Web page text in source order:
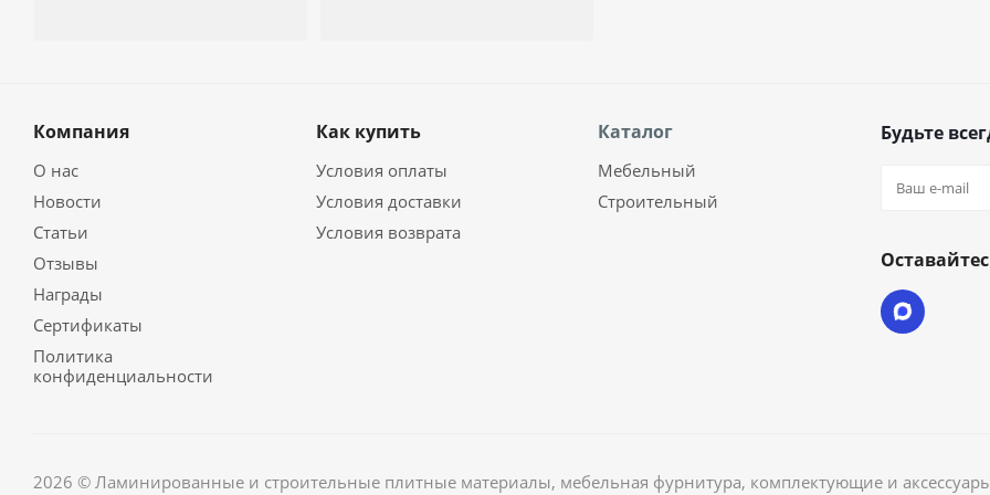
Компания
О нас
Новости
Статьи
Отзывы
Награды
Сертификаты
Политика
конфиденциальности
Как купить
Условия оплаты
Условия доставки
Условия возврата
Каталог
Мебельный
Строительный
Будьте
2026 © Ламинированные и строительные плитные материалы, мебельная фурнитура, комплектующие и